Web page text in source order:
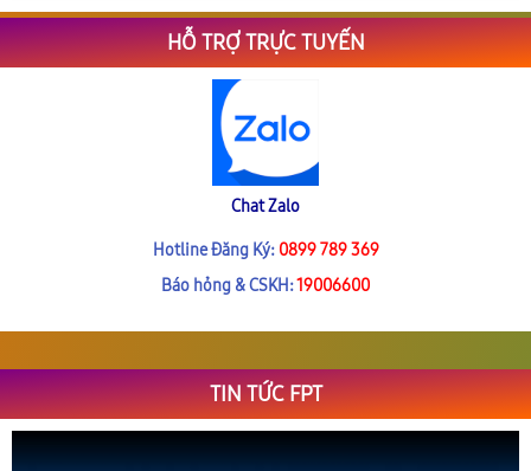
HỖ TRỢ TRỰC TUYẾN
Chat Zalo
Hotline Đăng Ký: 0899 789 369
Báo hỏng & CSKH:19006600
TIN TỨC FPT